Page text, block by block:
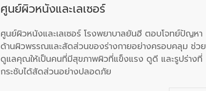
ศูนย์ผิวหนังและเลเซอร์
ศูนย์ผิวหนังและเลเซอร์ โรงพยาบาลยันฮี ตอบโจทย์ปัญหา
ด้านผิวพรรณและสัดส่วนของร่างกายอย่างครอบคลุม ช่วย
ดูแลคุณให้เป็นคนที่มีสุขภาพผิวที่แข็งแรง ดูดี และรูปร่างที่
กระชับได้สัดส่วนอย่างปลอดภัย